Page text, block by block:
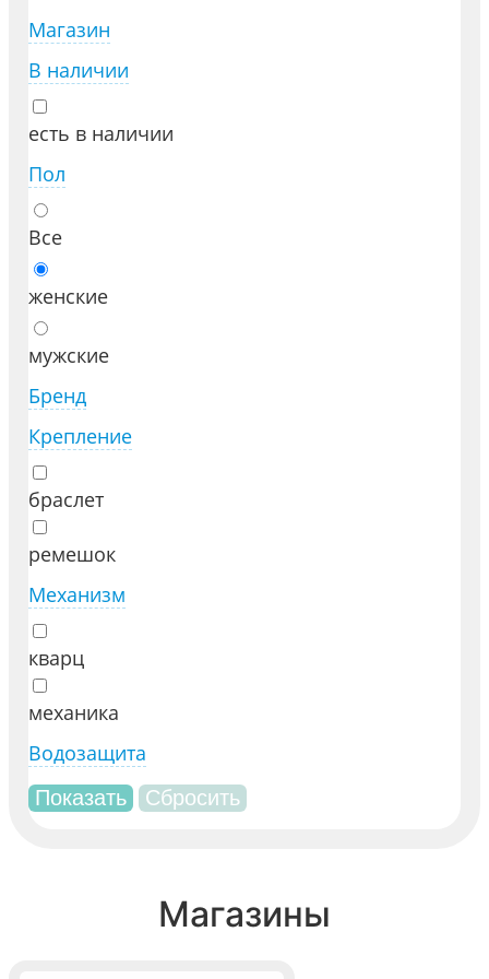
Магазин
В наличии
есть в наличии
Пол
Все
женские
мужские
Бренд
Крепление
браслет
ремешок
Механизм
кварц
механика
Водозащита
Магазины